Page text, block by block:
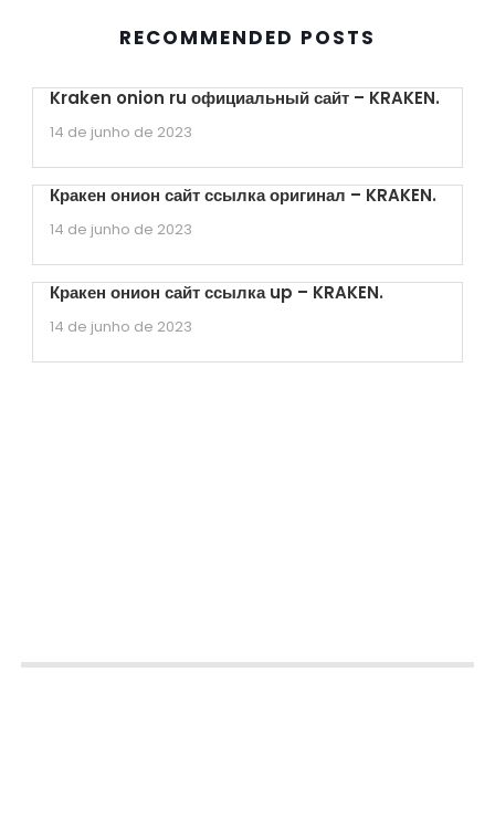
RECOMMENDED POSTS
Kraken onion ru официальный сайт – KRAKEN.
14 de junho de 2023
Кракен онион сайт ссылка оригинал – KRAKEN.
14 de junho de 2023
Кракен онион сайт ссылка up – KRAKEN.
14 de junho de 2023